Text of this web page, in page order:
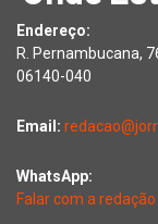
Endereço:
R. Pernambucana,
06140-040
Email:
WhatsApp:
Falar com a redação